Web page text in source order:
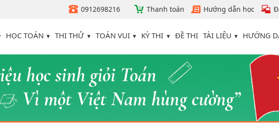
0912698216 Thanh toán Hướng dẫn học
HỌC TOÁN THI THỬ TOÁN VUI KỲ THI ĐỀ THI TÀI LIỆU HƯỚNG